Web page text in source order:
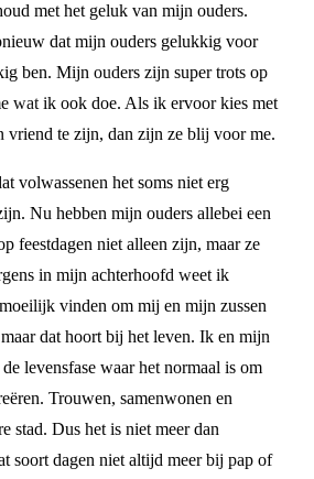
met het geluk van mijn ouders.
dat mijn ouders gelukkig voor
ben. Mijn ouders zijn super trots op
wat ik ook doe. Als ik ervoor kies met
te zijn, dan zijn ze blij voor me.
volwassenen het soms niet erg
Nu hebben mijn ouders allebei een
feestdagen niet alleen zijn, maar ze
in mijn achterhoofd weet ik
vinden om mij en mijn zussen
dat hoort bij het leven. Ik en mijn
levensfase waar het normaal is om
Trouwen, samenwonen en
stad. Dus het is niet meer dan
soort dagen niet altijd meer bij pap of